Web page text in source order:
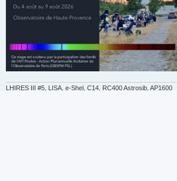
LHIRES III #5, LISA, e-Shel, C14, RC400 Astrosib, AP1600